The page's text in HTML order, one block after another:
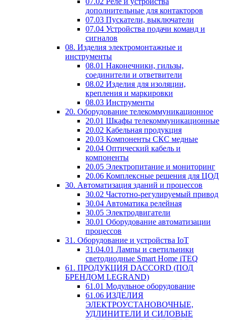
дополнительные для контакторов
07.03 Пускатели, выключатели
07.04 Устройства подачи команд и
сигналов
08. Изделия электромонтажные и
инструменты
08.01 Наконечники, гильзы,
соединители и ответвители
08.02 Изделия для изоляции,
крепления и маркировки
08.03 Инструменты
20. Оборудование телекоммуникационное
20.01 Шкафы телекоммуникационные
20.02 Кабельная продукция
20.03 Компоненты СКС медные
20.04 Оптический кабель и
компоненты
20.05 Электропитание и мониторинг
20.06 Комплексные решения для ЦОД
30. Автоматизация зданий и процессов
30.02 Частотно-регулируемый привод
30.04 Автоматика релейная
30.05 Электродвигатели
30.01 Оборудование автоматизации
процессов
31. Оборудование и устройства IoT
31.04.01 Лампы и светильники
светодиодные Smart Home iTEQ
61. ПРОДУКЦИЯ DACCORD (ПОД
БРЕНДОМ LEGRAND)
61.01 Модульное оборудование
61.06 ИЗДЕЛИЯ
ЭЛЕКТРОУСТАНОВОЧНЫЕ,
УДЛИНИТЕЛИ И СИЛОВЫЕ